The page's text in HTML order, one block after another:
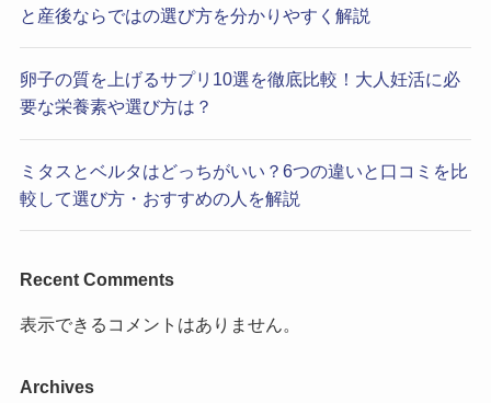
と産後ならではの選び方を分かりやすく解説
卵子の質を上げるサプリ10選を徹底比較！大人妊活に必
要な栄養素や選び方は？
ミタスとベルタはどっちがいい？6つの違いと口コミを比
較して選び方・おすすめの人を解説
Recent Comments
表示できるコメントはありません。
Archives